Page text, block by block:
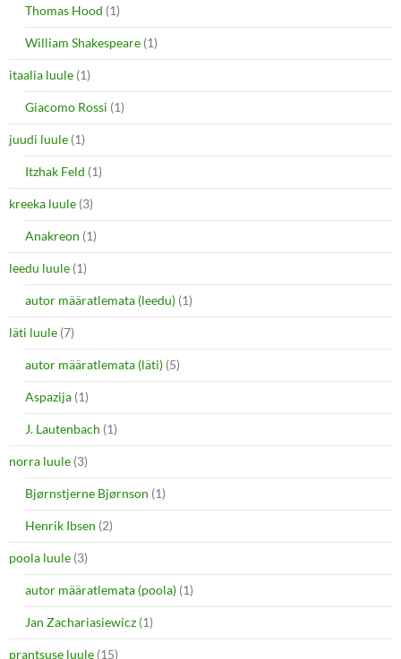
Thomas Hood (1)
William Shakespeare (1)
itaalia luule (1)
Giacomo Rossi (1)
juudi luule (1)
Itzhak Feld (1)
kreeka luule (3)
Anakreon (1)
leedu luule (1)
autor määratlemata (leedu) (1)
läti luule (7)
autor määratlemata (läti) (5)
Aspazija (1)
J. Lautenbach (1)
norra luule (3)
Bjørnstjerne Bjørnson (1)
Henrik Ibsen (2)
poola luule (3)
autor määratlemata (poola) (1)
Jan Zachariasiewicz (1)
prantsuse luule (15)